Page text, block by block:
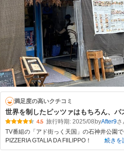
満足度の高いクチコミ
世界を制したピッツァはもちろん、パ
4.5 旅行時期: 2025/08 byAfter9
TV番組の「アド街っく天国」の石神井公園
PIZZERIA GTALIA DA FIlLIPPO！
続きを